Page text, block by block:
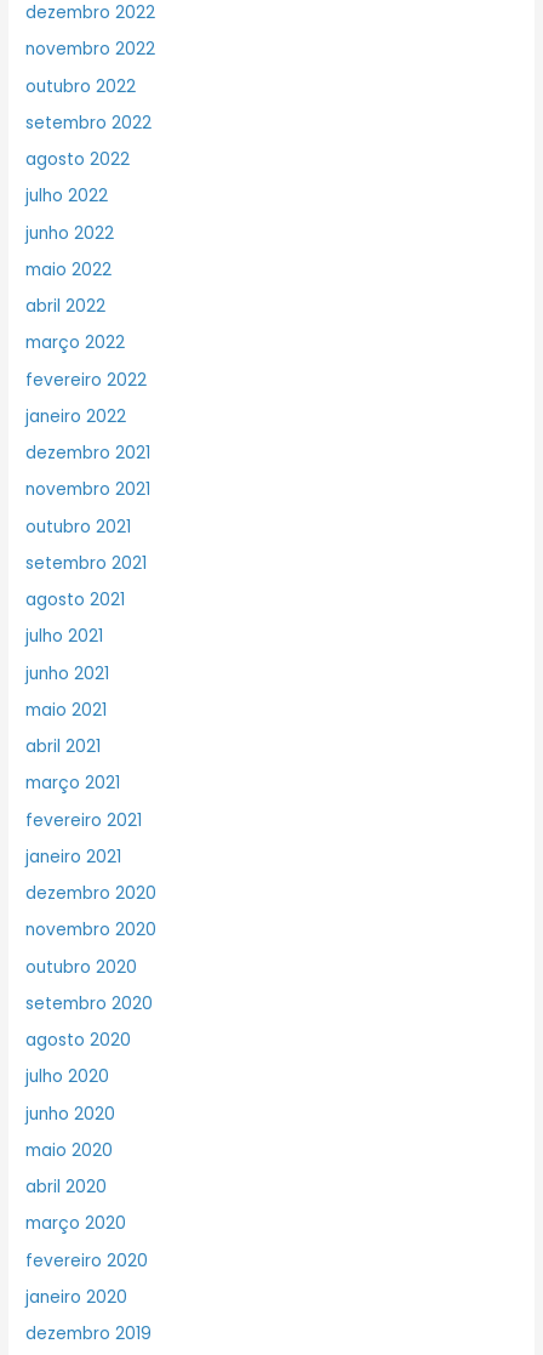
dezembro 2022
novembro 2022
outubro 2022
setembro 2022
agosto 2022
julho 2022
junho 2022
maio 2022
abril 2022
março 2022
fevereiro 2022
janeiro 2022
dezembro 2021
novembro 2021
outubro 2021
setembro 2021
agosto 2021
julho 2021
junho 2021
maio 2021
abril 2021
março 2021
fevereiro 2021
janeiro 2021
dezembro 2020
novembro 2020
outubro 2020
setembro 2020
agosto 2020
julho 2020
junho 2020
maio 2020
abril 2020
março 2020
fevereiro 2020
janeiro 2020
dezembro 2019